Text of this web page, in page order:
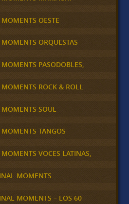
OESTE
ORQUESTAS
PASODOBLES,
ROCK & ROLL
SOUL
TANGOS
VOCES LATINAS,
MOMENTS
MOMENTS – LOS 60